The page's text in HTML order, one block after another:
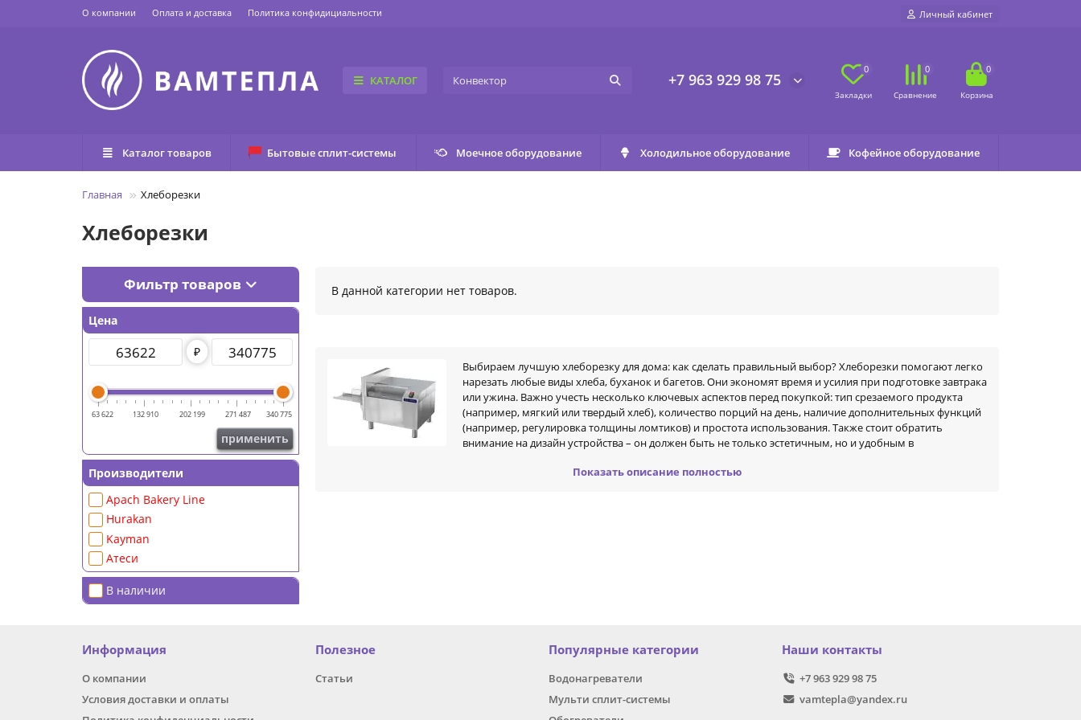
О компании Оплата и доставка Политика конфидициальности Личный кабинет
КАТАЛОГ +7 963 929 98 75
0 0 0
Каталог товаров Бытовые сплит-системы Моечное оборудование Холодильное оборудование Кофейное оборудование
Главная Хлеборезки
Хлеборезки
Фильтр товаров
Цена
₽
63 622 132 910 202 199 271 487 340 775
применить
Производители
Apach Bakery Line
Hurakan
Kayman
Атеси
В наличии
В данной категории нет товаров.
Выбираем лучшую хлеборезку для дома: как сделать правильный выбор? Хлеборезки помогают легко
нарезать любые виды хлеба, буханок и багетов. Они экономят время и усилия при подготовке завтрака
или ужина. Важно учесть несколько ключевых аспектов перед покупкой: тип срезаемого продукта
(например, мягкий или твердый хлеб), количество порций на день, наличие дополнительных функций
(например, регулировка толщины ломтиков) и простота использования. Также стоит обратить
внимание на дизайн устройства – он должен быть не только эстетичным, но и удобным в
Показать описание полностью
Информация
О компании
Условия доставки и оплаты
Полезное
Статьи
Популярные категории
Водонагреватели
Мульти сплит-системы
Наши контакты
+7 963 929 98 75
vamtepla@yandex.ru